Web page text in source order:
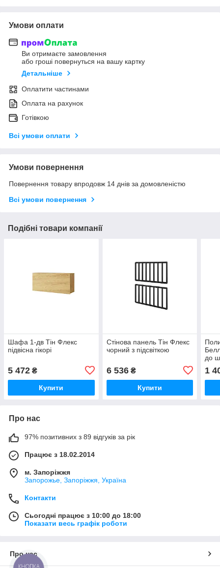
Умови оплати
Ви отримаєте замовлення
або гроші повернуться на вашу картку
Детальніше
Оплатити частинами
Оплата на рахунок
Готівкою
Всі умови оплати
Умови повернення
Повернення товару впродовж 14 днів за домовленістю
Всі умови повернення
Подібні товари компанії
Шафа 1-дв Тін Флекс
підвісна гікорі
5 472 ₴
Купити
Стінова панель Тін Флекс
чорний з підсвіткою
6 536₴
Купити
до
1
Про нас
97% позитивних з 89 відгуків за рік
Працює з 18.02.2014
м. Запоріжжя
Запорожье, Запоріжжя, Україна
Контакти
Сьогодні працює з 10:00 до 18:00
Показати весь графік роботи
Про нас
КНОПКА